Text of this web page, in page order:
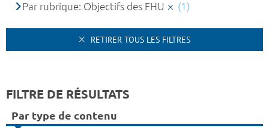
Par rubrique: Objectifs des FHU
(1)
RETIRER TOUS LES FILTRES
FILTRE DE RÉSULTATS
Par type de contenu